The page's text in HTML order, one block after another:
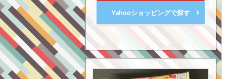
Yahooショッピングで探す